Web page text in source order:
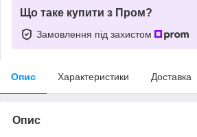
Що таке купити з Пром?
Замовлення під захистом
Опис Характеристики Доставка
Опис